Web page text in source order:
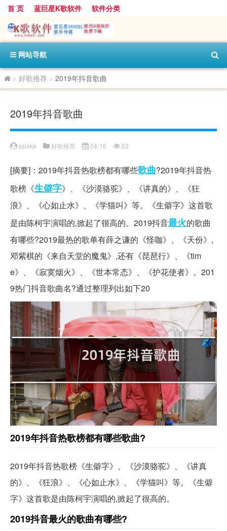
首 页 蓝巨星K歌软件 软件分类
网站导航
> 好歌推荐 > 2019年抖音歌曲
2019年抖音歌曲
sslake 好歌推荐 04-16 53
[摘要]：2019年抖音热歌榜都有哪些歌曲?2019年抖音热
歌榜《生僻字》、《沙漠骆驼》、《讲真的》、《狂
浪》、《心如止水》、《学猫叫》等。《生僻字》这首歌
是由陈柯宇演唱的,掀起了很高的。2019抖音最火的歌曲
有哪些?2019最热的歌单有薛之谦的《怪咖》、《天份》,
邓紫棋的《来自天堂的魔鬼》,还有《琵琶行》、《tim
e》、《寂寞烟火》、《世本常态》、《护花使者》。201
9热门抖音歌曲名?通过整理列出如下20
2019年抖音热歌榜都有哪些歌曲?
2019年抖音热歌榜《生僻字》、《沙漠骆驼》、《讲真
的》、《狂浪》、《心如止水》、《学猫叫》等。《生僻
字》这首歌是由陈柯宇演唱的,掀起了很高的。
2019抖音最火的歌曲有哪些?